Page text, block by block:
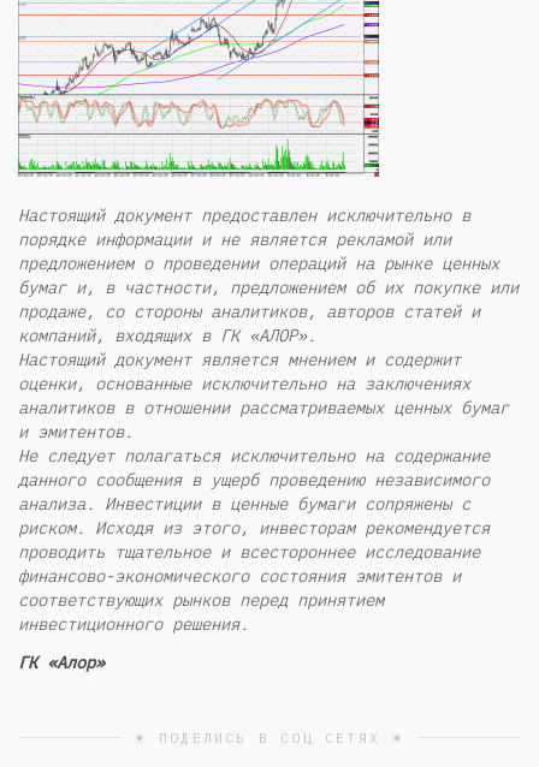
Настоящий документ предоставлен исключительно в
порядке информации и не является рекламой или
предложением о проведении операций на рынке ценных
бумаг и, в частности, предложением об их покупке или
продаже, со стороны аналитиков, авторов статей и
компаний, входящих в ГК «АЛОР».
Настоящий документ является мнением и содержит
оценки, основанные исключительно на заключениях
аналитиков в отношении рассматриваемых ценных бумаг
и эмитентов.
Не следует полагаться исключительно на содержание
данного сообщения в ущерб проведению независимого
анализа. Инвестиции в ценные бумаги сопряжены с
риском. Исходя из этого, инвесторам рекомендуется
проводить тщательное и всестороннее исследование
финансово-экономического состояния эмитентов и
соответствующих рынков перед принятием
инвестиционного решения.
ГК «Алор»
☀ ПОДЕЛИСЬ В СОЦ СЕТЯХ ☀